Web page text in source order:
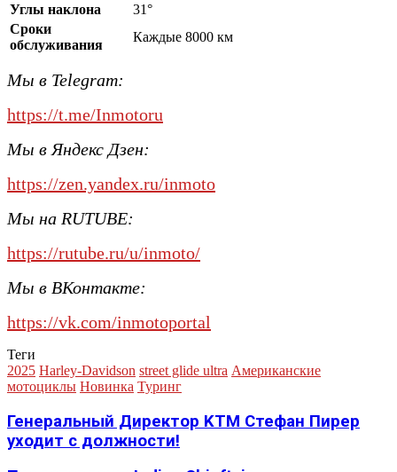
Углы наклона
31°
Сроки
обслуживания
Каждые 8000 км
Мы в Telegram:
https://t.me/Inmotoru
Мы в Яндекс Дзен:
https://zen.yandex.ru/inmoto
Мы на RUTUBE:
https://rutube.ru/u/inmoto/
Мы в ВКонтакте:
https://vk.com/inmotoportal
Теги
2025 Harley-Davidson street glide ultra Американские
мотоциклы Новинка Туринг
Генеральный Директор KTM Стефан Пирер
уходит с должности!